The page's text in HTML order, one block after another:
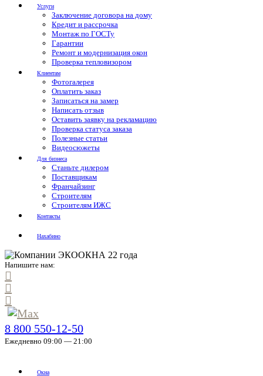
Услуги
Заключение договора на дому
Кредит и рассрочка
Монтаж по ГОСТу
Гарантии
Ремонт и модернизация окон
Проверка тепловизором
Клиентам
Фотогалерея
Оплатить заказ
Записаться на замер
Написать отзыв
Оставить заявку на рекламацию
Проверка статуса заказа
Полезные статьи
Видеосюжеты
Для бизнеса
Станьте дилером
Поставщикам
Франчайзинг
Строителям
Строителям ИЖС
Контакты
Нахабино
Напишите нам:
8 800 550-12-50
Ежедневно 09:00 — 21:00
Окна